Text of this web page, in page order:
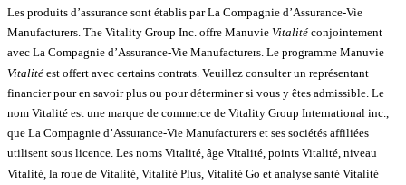
Les produits d’assurance sont établis par La Compagnie d’Assurance-Vie
Manufacturers. The Vitality Group Inc. offre Manuvie Vitalité conjointement
avec La Compagnie d’Assurance-Vie Manufacturers. Le programme Manuvie
Vitalité est offert avec certains contrats. Veuillez consulter un représentant
financier pour en savoir plus ou pour déterminer si vous y êtes admissible. Le
nom Vitalité est une marque de commerce de Vitality Group International inc.,
que La Compagnie d’Assurance-Vie Manufacturers et ses sociétés affiliées
utilisent sous licence. Les noms Vitalité, âge Vitalité, points Vitalité, niveau
Vitalité, la roue de Vitalité, Vitalité Plus, Vitalité Go et analyse santé Vitalité